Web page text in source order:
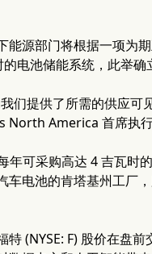
能源部门将根据一项为
电池储能系统，此举确
们提供了所需的供应可
North America 首席执
年可采购高达 4 吉瓦时
车电池的肯塔基州工厂
特 (NYSE: F) 股价在盘